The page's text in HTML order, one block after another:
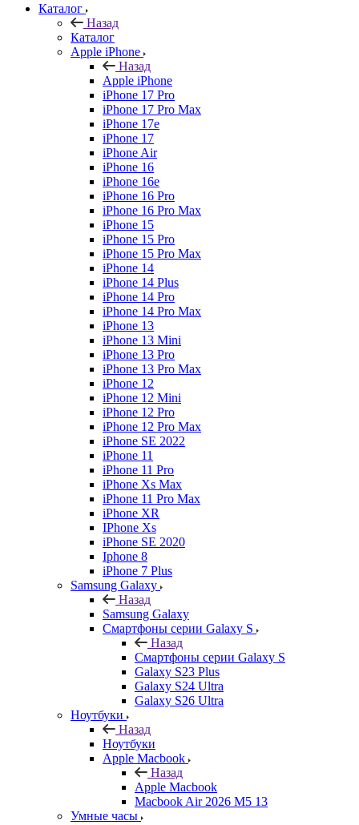
Каталог
Назад
Каталог
Apple iPhone
Назад
Apple iPhone
iPhone 17 Pro
iPhone 17 Pro Max
iPhone 17e
iPhone 17
iPhone Air
iPhone 16
iPhone 16e
iPhone 16 Pro
iPhone 16 Pro Max
iPhone 15
iPhone 15 Pro
iPhone 15 Pro Max
iPhone 14
iPhone 14 Plus
iPhone 14 Pro
iPhone 14 Pro Max
iPhone 13
iPhone 13 Mini
iPhone 13 Pro
iPhone 13 Pro Max
iPhone 12
iPhone 12 Mini
iPhone 12 Pro
iPhone 12 Pro Max
iPhone SE 2022
iPhone 11
iPhone 11 Pro
iPhone Xs Max
iPhone 11 Pro Max
iPhone XR
IPhone Xs
iPhone SE 2020
Iphone 8
iPhone 7 Plus
Samsung Galaxy
Назад
Samsung Galaxy
Смартфоны серии Galaxy S
Назад
Смартфоны серии Galaxy S
Galaxy S23 Plus
Galaxy S24 Ultra
Galaxy S26 Ultra
Ноутбуки
Назад
Ноутбуки
Apple Macbook
Назад
Apple Macbook
Macbook Air 2026 M5 13
Умные часы